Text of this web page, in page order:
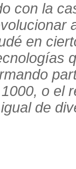
con la
en
o el
de